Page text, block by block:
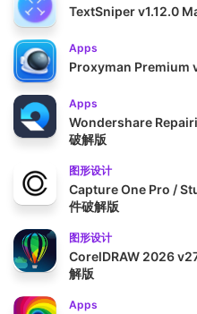
TextSniper v1.12.0
Apps
Proxyman Premium
Apps
Wondershare
破解版
图形设计
Capture One Pro /
件破解版
图形设计
CorelDRAW 2026
解版
Apps